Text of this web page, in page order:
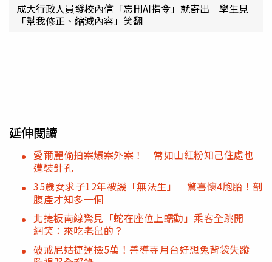
成大行政人員發校內信「忘刪AI指令」就寄出 學生見
「幫我修正、縮減內容」笑翻
延伸閱讀
愛爾麗偷拍案爆案外案！ 常如山紅粉知己住處也
遭裝針孔
35歲女求子12年被譏「無法生」 驚喜懷4胞胎！剖
腹產才知多一個
北捷板南線驚見「蛇在座位上蠕動」乘客全跳開
網笑：來吃老鼠的？
破戒尼姑捷運撿5萬！善導寺月台好想兔背袋失蹤